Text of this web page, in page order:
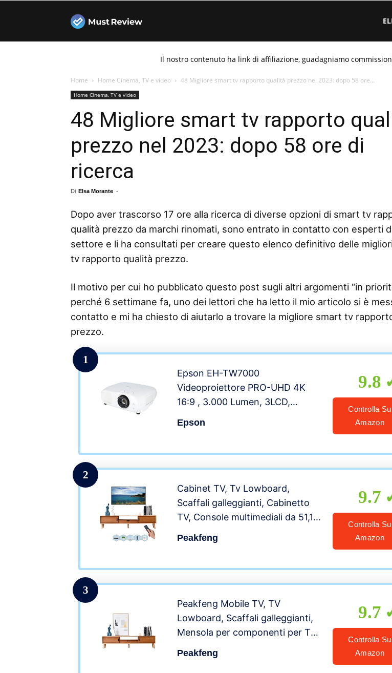
Must
ReviewIl nostro contenuto ha link di affiliazione, guadagniamo
Home Home Cinema, TV e video 48 Migliore smart tv rapporto qualità prezzo nel 2023: dopo 58 ore...
Home Cinema, TV e video
48 Migliore smart tv rapporto
prezzo nel 2023: dopo 58 ore di
ricerca
Di Elsa Morante -
Dopo aver trascorso 17 ore alla ricerca di diverse opzioni di smart tv
qualità prezzo da marchi rinomati, sono entrato in contatto con esperti
settore e li ha consultati per creare questo elenco definitivo delle
tv rapporto qualità prezzo.
Il motivo per cui ho pubblicato questo post sugli altri argomenti “in
perché 6 settimane fa, uno dei lettori che ha letto il mio articolo si è
contatto e mi ha chiesto di aiutarlo a trovare la migliore smart tv
prezzo.
1
Epson EH-TW7000
Videoproiettore PRO-UHD 4K
16:9 , 3.000 Lumen, 3LCD,
500″, 2 HDMI, Straming Plug-
Epson
9.8
Controlla Su
Amazon
2
Cabinet TV, Tv Lowboard,
Scaffali galleggianti, Cabinetto
TV, Console multimediali da 51,1 /
Bamboo naturale realizzato in
Peakfeng
9.7
Controlla Su
Amazon
3
Peakfeng Mobile TV, TV
Lowboard, Scaffali galleggianti,
Mensola per componenti per TV
Cabinet TV a Terra/Console
Peakfeng
9.7
Controlla Su
Amazon